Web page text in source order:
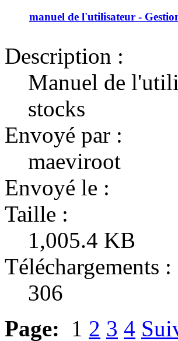
manuel de l'utilisateur -
Description :
Manuel de
stocks
Envoyé par :
maeviroot
Envoyé le :
Taille :
1,005.4 KB
Téléchargements :
306
Page:
1 2 3 4